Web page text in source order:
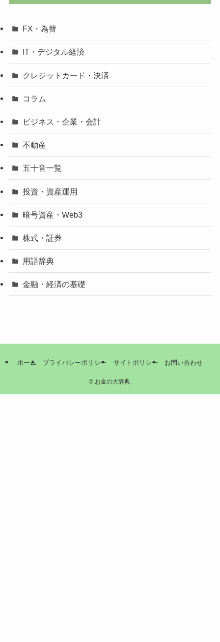
FX・為替
IT・デジタル経済
クレジットカード・決済
コラム
ビジネス・企業・会計
不動産
五十音一覧
投資・資産運用
暗号資産・Web3
株式・証券
用語辞典
金融・経済の基礎
ホーム プライバシーポリシー サイトポリシー お問い合わせ
©お金の大辞典.